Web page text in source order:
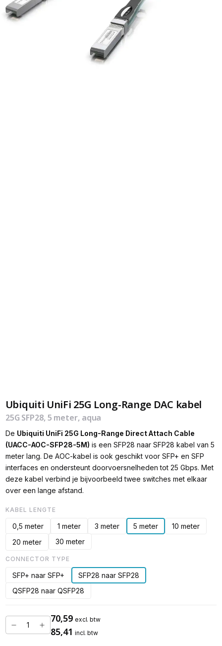
Ubiquiti UniFi 25G Long-Range DAC kabel
25G SFP28, 5 meter, aqua
De Ubiquiti UniFi 25G Long-Range Direct Attach Cable
(UACC-AOC-SFP28-5M) is een SFP28 naar SFP28 kabel van 5
meter lang. De AOC-kabel is ook geschikt voor SFP+ en SFP
interfaces en ondersteunt doorvoersnelheden tot 25 Gbps. Met
deze kabel verbind je bijvoorbeeld twee switches met elkaar
over een lange afstand.
KABEL LENGTE
0,5 meter 1 meter 3 meter 5 meter
10 meter
20 meter
30 meter
CONNECTOR TYPE
SFP+ naar SFP+
SFP28 naar SFP28
QSFP28 naar QSFP28
70,59 excl. btw
85,41 incl. btw